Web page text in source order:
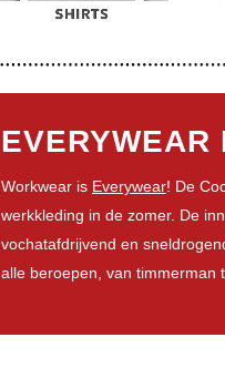
EVERYWEAR
Workwear is Everywear! De
werkkleding in de zomer. De
vochatafdrijvend en
alle beroepen, van timmerman